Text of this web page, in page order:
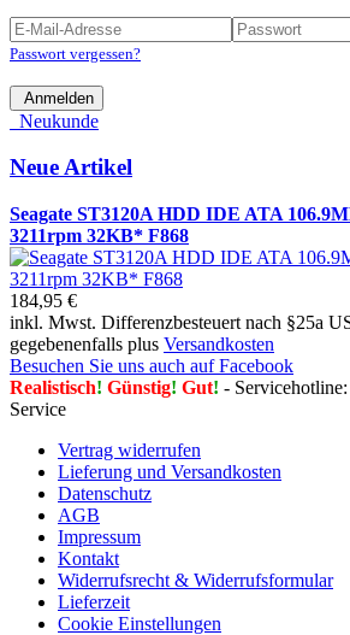
Passwort vergessen?
Anmelden
Neukunde
Neue Artikel
Seagate ST3120A HDD IDE ATA
3211rpm 32KB* F868
184,95 €
inkl. Mwst. Differenzbesteuert nach §25a
gegebenenfalls plus Versandkosten
Besuchen Sie uns auch auf Facebook
Realistisch! Günstig! Gut! -
Service
Vertrag widerrufen
Lieferung und Versandkosten
Datenschutz
AGB
Impressum
Kontakt
Widerrufsrecht & Widerrufsformular
Lieferzeit
Cookie Einstellungen